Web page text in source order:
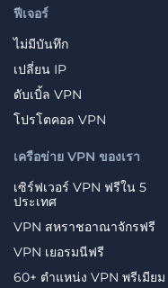
ฟีเจอร์
ไม่มีบันทึก
เปลี่ยน IP
ดับเบิ้ล VPN
โปรโตคอล VPN
เครือข่าย VPN ของเรา
เซิร์ฟเวอร์ VPN ฟรีใน 5
ประเทศ
VPN สหราชอาณาจักรฟรี
VPN เยอรมนีฟรี
60+ ตำแหน่ง VPN พรีเมียม